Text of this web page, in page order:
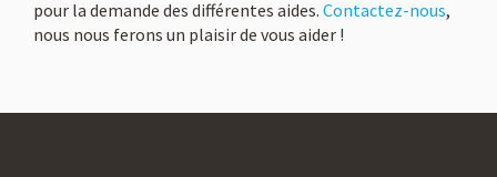
pour la demande des différentes aides. Contactez-nous,
nous nous ferons un plaisir de vous aider !